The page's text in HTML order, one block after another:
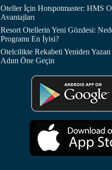
Oteller İçin Hotspotmaster: HMS
Avantajları
Resort Otellerin Yeni Gözdesi:
Programı En İyisi?
Otelcilikte Rekabeti Yeniden
Adım Öne Geçin